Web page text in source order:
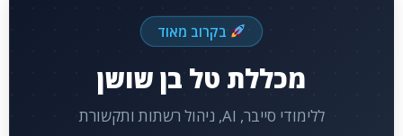
בקרוב מאוד
מכללת טל בן שושן
ללימודי סייבר, AI, ניהול רשתות ותקשורת